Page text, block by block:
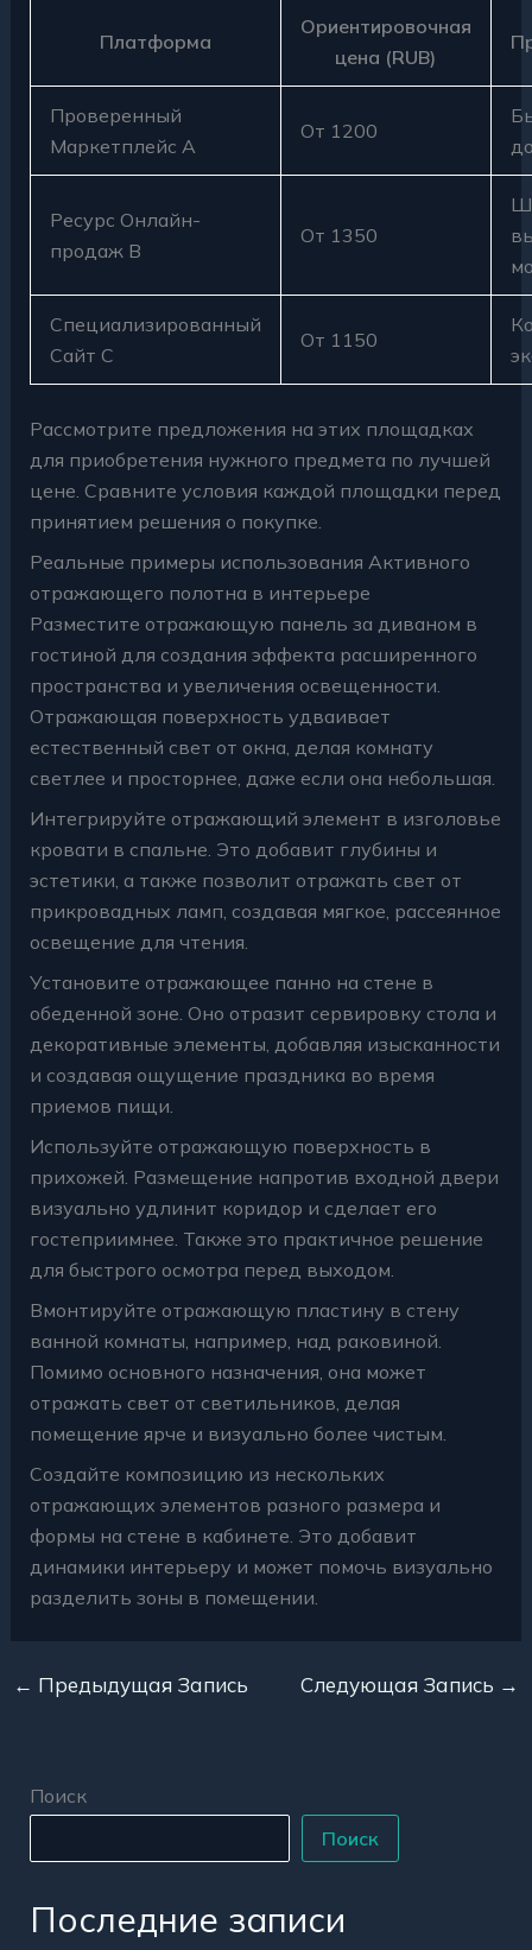
Платформа
Ориентировочная
цена (RUB)
Проверенный
Маркетплейс A
От 1200
Ресурс Онлайн-
продаж B
От 1350
Специализированный
Сайт C
От 1150
Рассмотрите предложения на этих площадках
для приобретения нужного предмета по лучшей
цене. Сравните условия каждой площадки перед
принятием решения о покупке.
Реальные примеры использования Активного
отражающего полотна в интерьере
Разместите отражающую панель за диваном в
гостиной для создания эффекта расширенного
пространства и увеличения освещенности.
Отражающая поверхность удваивает
естественный свет от окна, делая комнату
светлее и просторнее, даже если она небольшая.
Интегрируйте отражающий элемент в изголовье
кровати в спальне. Это добавит глубины и
эстетики, а также позволит отражать свет от
прикровадных ламп, создавая мягкое, рассеянное
освещение для чтения.
Установите отражающее панно на стене в
обеденной зоне. Оно отразит сервировку стола и
декоративные элементы, добавляя изысканности
и создавая ощущение праздника во время
приемов пищи.
Используйте отражающую поверхность в
прихожей. Размещение напротив входной двери
визуально удлинит коридор и сделает его
гостеприимнее. Также это практичное решение
для быстрого осмотра перед выходом.
Вмонтируйте отражающую пластину в стену
ванной комнаты, например, над раковиной.
Помимо основного назначения, она может
отражать свет от светильников, делая
помещение ярче и визуально более чистым.
Создайте композицию из нескольких
отражающих элементов разного размера и
формы на стене в кабинете. Это добавит
динамики интерьеру и может помочь визуально
разделить зоны в помещении.
← Предыдущая Запись Следующая Запись →
Поиск
Поиск
Последние записи